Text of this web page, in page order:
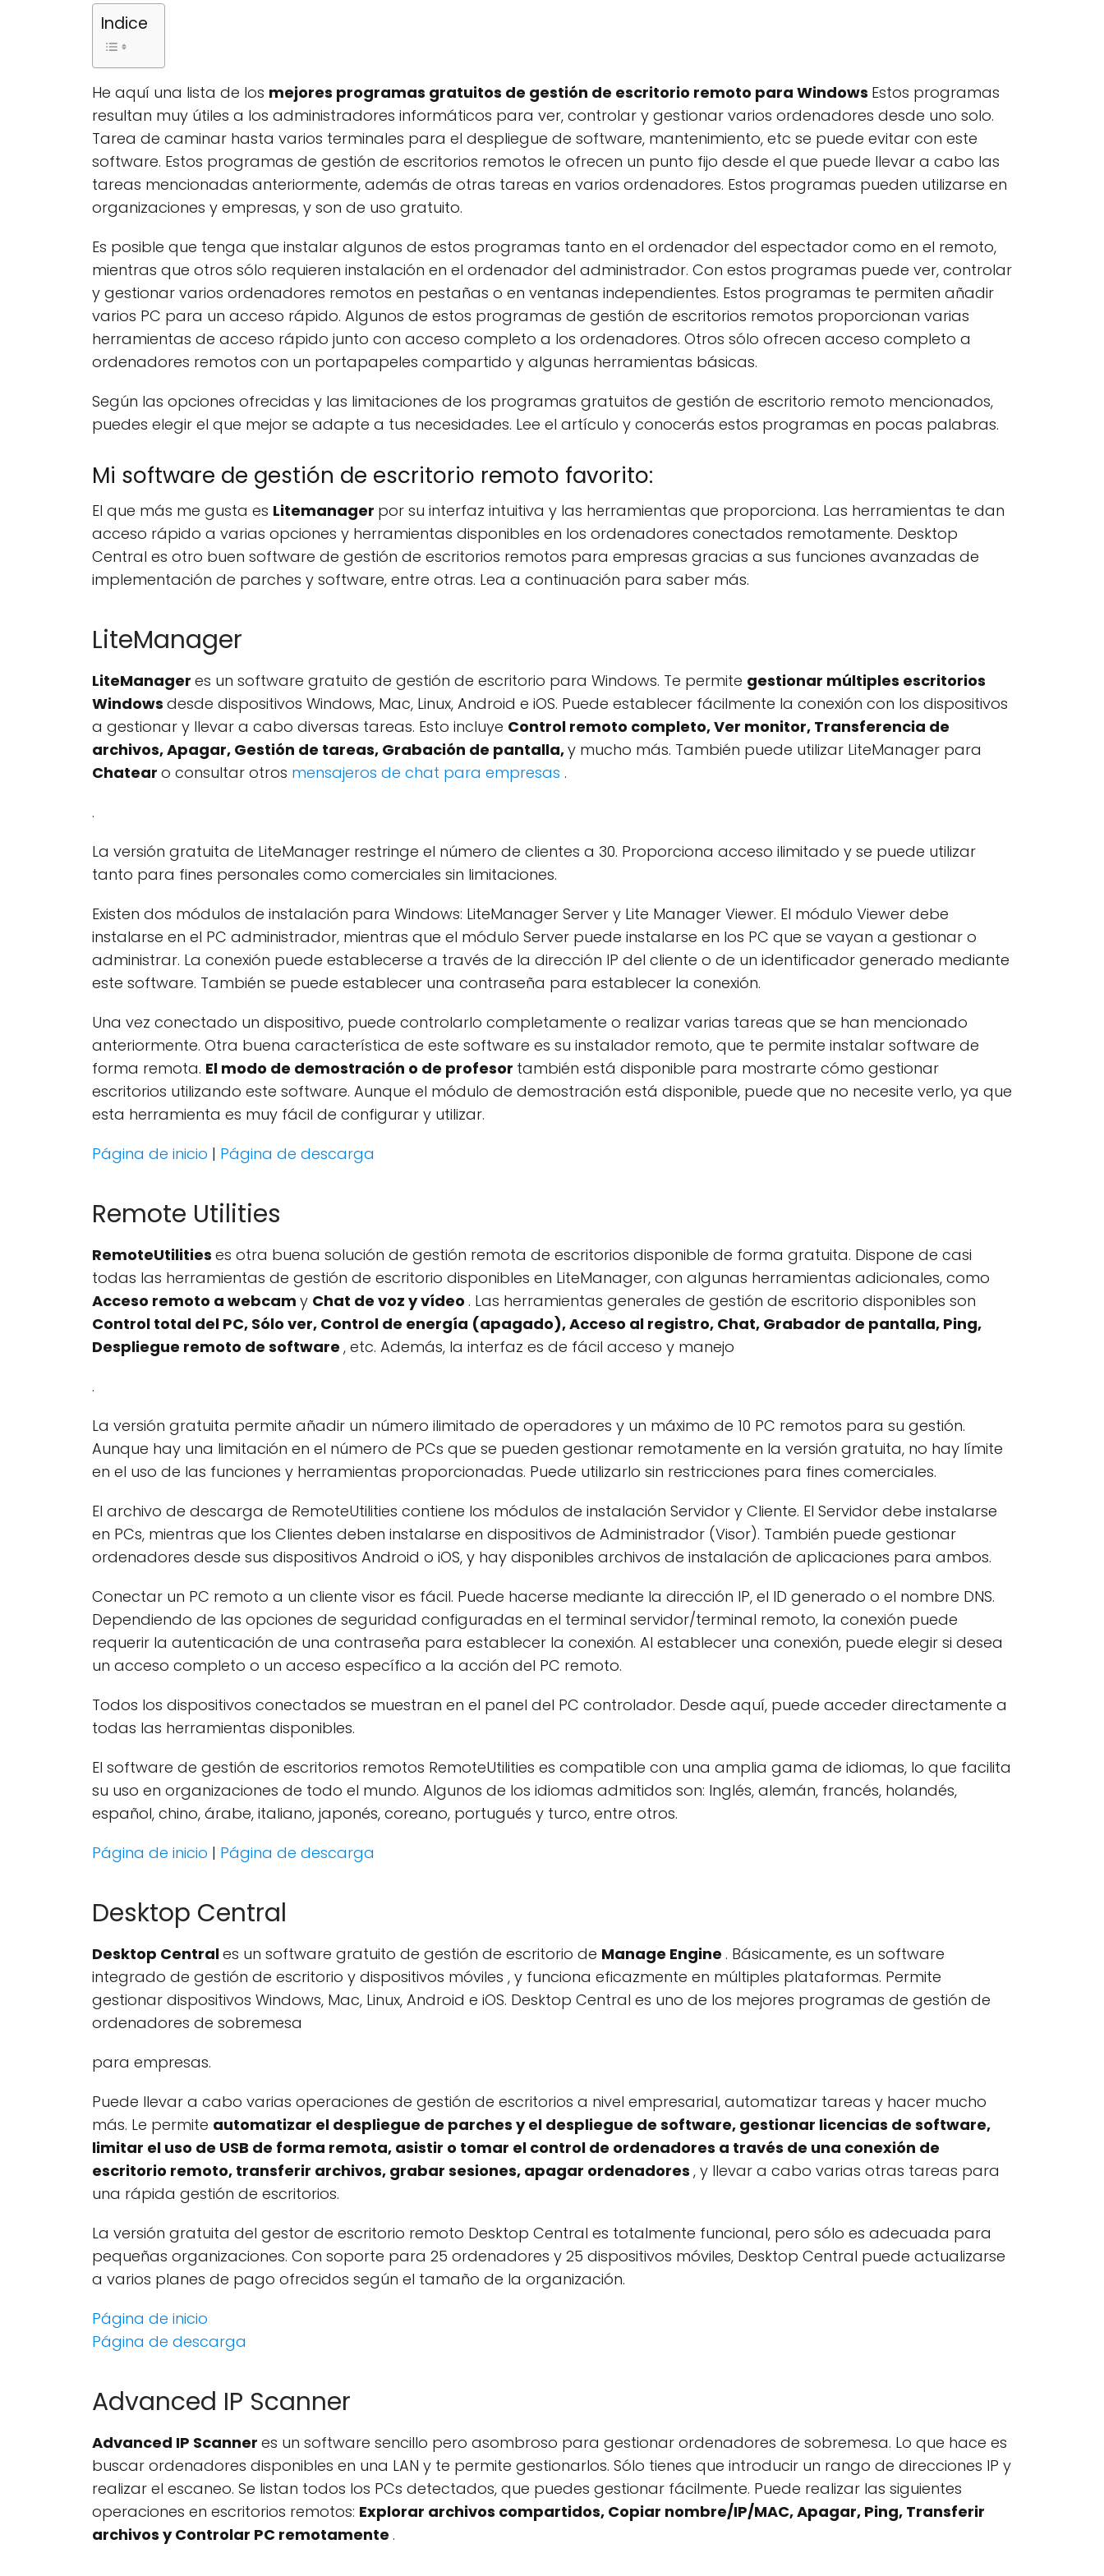
Indice
He aquí una lista de los mejores programas gratuitos de gestión de escritorio remoto para Windows Estos programas
resultan muy útiles a los administradores informáticos para ver, controlar y gestionar varios ordenadores desde uno solo.
Tarea de caminar hasta varios terminales para el despliegue de software, mantenimiento, etc se puede evitar con este
software. Estos programas de gestión de escritorios remotos le ofrecen un punto fijo desde el que puede llevar a cabo las
tareas mencionadas anteriormente, además de otras tareas en varios ordenadores. Estos programas pueden utilizarse en
organizaciones y empresas, y son de uso gratuito.
Es posible que tenga que instalar algunos de estos programas tanto en el ordenador del espectador como en el remoto,
mientras que otros sólo requieren instalación en el ordenador del administrador. Con estos programas puede ver, controlar
y gestionar varios ordenadores remotos en pestañas o en ventanas independientes. Estos programas te permiten añadir
varios PC para un acceso rápido. Algunos de estos programas de gestión de escritorios remotos proporcionan varias
herramientas de acceso rápido junto con acceso completo a los ordenadores. Otros sólo ofrecen acceso completo a
ordenadores remotos con un portapapeles compartido y algunas herramientas básicas.
Según las opciones ofrecidas y las limitaciones de los programas gratuitos de gestión de escritorio remoto mencionados,
puedes elegir el que mejor se adapte a tus necesidades. Lee el artículo y conocerás estos programas en pocas palabras.
Mi software de gestión de escritorio remoto favorito:
El que más me gusta es Litemanager por su interfaz intuitiva y las herramientas que proporciona. Las herramientas te dan
acceso rápido a varias opciones y herramientas disponibles en los ordenadores conectados remotamente. Desktop
Central es otro buen software de gestión de escritorios remotos para empresas gracias a sus funciones avanzadas de
implementación de parches y software, entre otras. Lea a continuación para saber más.
LiteManager
LiteManager es un software gratuito de gestión de escritorio para Windows. Te permite gestionar múltiples escritorios
Windows desde dispositivos Windows, Mac, Linux, Android e iOS. Puede establecer fácilmente la conexión con los dispositivos
a gestionar y llevar a cabo diversas tareas. Esto incluye Control remoto completo, Ver monitor, Transferencia de
archivos, Apagar, Gestión de tareas, Grabación de pantalla,y mucho más. También puede utilizar LiteManager para
Chatear o consultar otros mensajeros de chat para empresas .
.
La versión gratuita de LiteManager restringe el número de clientes a 30. Proporciona acceso ilimitado y se puede utilizar
tanto para fines personales como comerciales sin limitaciones.
Existen dos módulos de instalación para Windows: LiteManager Server y Lite Manager Viewer. El módulo Viewer debe
instalarse en el PC administrador, mientras que el módulo Server puede instalarse en los PC que se vayan a gestionar o
administrar. La conexión puede establecerse a través de la dirección IP del cliente o de un identificador generado mediante
este software. También se puede establecer una contraseña para establecer la conexión.
Una vez conectado un dispositivo, puede controlarlo completamente o realizar varias tareas que se han mencionado
anteriormente. Otra buena característica de este software es su instalador remoto, que te permite instalar software de
forma remota. El modo de demostración o de profesor también está disponible para mostrarte cómo gestionar
escritorios utilizando este software. Aunque el módulo de demostración está disponible, puede que no necesite verlo, ya que
esta herramienta es muy fácil de configurar y utilizar.
Página de inicio | Página de descarga
Remote Utilities
RemoteUtilities es otra buena solución de gestión remota de escritorios disponible de forma gratuita. Dispone de casi
todas las herramientas de gestión de escritorio disponibles en LiteManager, con algunas herramientas adicionales, como
Acceso remoto a webcam y Chat de voz y vídeo . Las herramientas generales de gestión de escritorio disponibles son
Control total del PC, Sólo ver, Control de energía (apagado), Acceso al registro, Chat, Grabador de pantalla, Ping,
Despliegue remoto de software , etc. Además, la interfaz es de fácil acceso y manejo
.
La versión gratuita permite añadir un número ilimitado de operadores y un máximo de 10 PC remotos para su gestión.
Aunque hay una limitación en el número de PCs que se pueden gestionar remotamente en la versión gratuita, no hay límite
en el uso de las funciones y herramientas proporcionadas. Puede utilizarlo sin restricciones para fines comerciales.
El archivo de descarga de RemoteUtilities contiene los módulos de instalación Servidor y Cliente. El Servidor debe instalarse
en PCs, mientras que los Clientes deben instalarse en dispositivos de Administrador (Visor). También puede gestionar
ordenadores desde sus dispositivos Android o iOS, y hay disponibles archivos de instalación de aplicaciones para ambos.
Conectar un PC remoto a un cliente visor es fácil. Puede hacerse mediante la dirección IP, el ID generado o el nombre DNS.
Dependiendo de las opciones de seguridad configuradas en el terminal servidor/terminal remoto, la conexión puede
requerir la autenticación de una contraseña para establecer la conexión. Al establecer una conexión, puede elegir si desea
un acceso completo o un acceso específico a la acción del PC remoto.
Todos los dispositivos conectados se muestran en el panel del PC controlador. Desde aquí, puede acceder directamente a
todas las herramientas disponibles.
El software de gestión de escritorios remotos RemoteUtilities es compatible con una amplia gama de idiomas, lo que facilita
su uso en organizaciones de todo el mundo. Algunos de los idiomas admitidos son: Inglés, alemán, francés, holandés,
español, chino, árabe, italiano, japonés, coreano, portugués y turco, entre otros.
Página de inicio | Página de descarga
Desktop Central
Desktop Centrales un software gratuito de gestión de escritorio de Manage Engine . Básicamente, es un software
integrado de gestión de escritorio y dispositivos móviles , y funciona eficazmente en múltiples plataformas. Permite
gestionar dispositivos Windows, Mac, Linux, Android e iOS. Desktop Central es uno de los mejores programas de gestión de
ordenadores de sobremesa
para empresas.
Puede llevar a cabo varias operaciones de gestión de escritorios a nivel empresarial, automatizar tareas y hacer mucho
más. Le permite automatizar el despliegue de parches y el despliegue de software, gestionar licencias de software,
limitar el uso de USB de forma remota, asistir o tomar el control de ordenadores a través de una conexión de
escritorio remoto, transferir archivos, grabar sesiones, apagar ordenadores , y llevar a cabo varias otras tareas para
una rápida gestión de escritorios.
La versión gratuita del gestor de escritorio remoto Desktop Central es totalmente funcional, pero sólo es adecuada para
pequeñas organizaciones. Con soporte para 25 ordenadores y 25 dispositivos móviles, Desktop Central puede actualizarse
a varios planes de pago ofrecidos según el tamaño de la organización.
Página de inicio
Página de descarga
Advanced IP Scanner
Advanced IP Scanner es un software sencillo pero asombroso para gestionar ordenadores de sobremesa. Lo que hace es
buscar ordenadores disponibles en una LAN y te permite gestionarlos. Sólo tienes que introducir un rango de direcciones IP y
realizar el escaneo. Se listan todos los PCs detectados, que puedes gestionar fácilmente. Puede realizar las siguientes
operaciones en escritorios remotos: Explorar archivos compartidos, Copiar nombre/IP/MAC, Apagar, Ping, Transferir
archivos y Controlar PC remotamente .